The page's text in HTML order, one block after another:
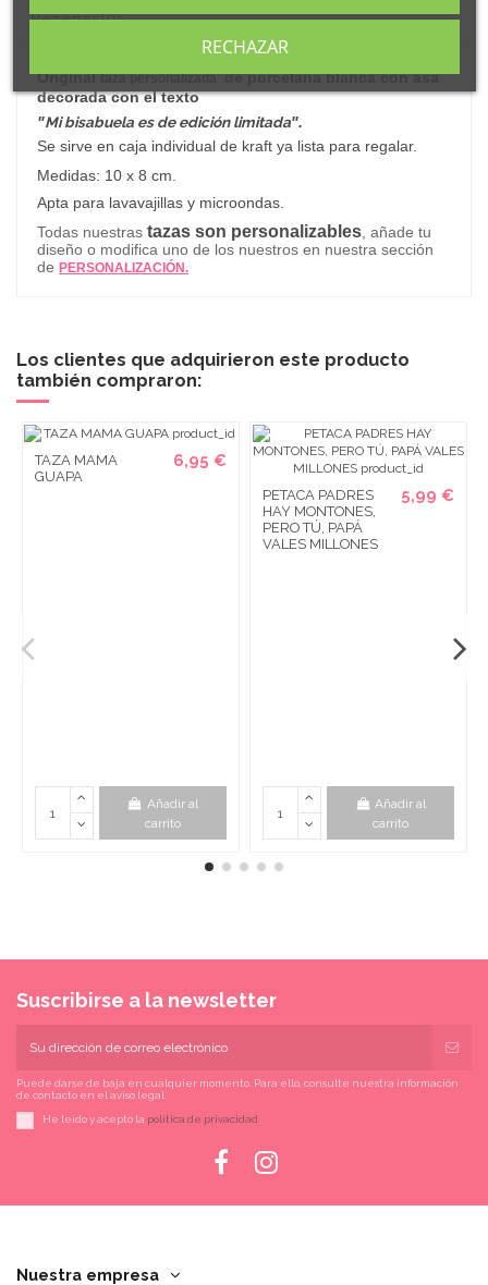
Reseñas(0)
Originaltaza personalizadade porcelana blanca con asa
decorada con el texto
"Mi bisabuela es de edición limitada".
Se sirve en caja individual de kraft ya lista para regalar.
Medidas: 10 x 8 cm.
Apta para lavavajillas y microondas.
Todas nuestras tazas son personalizables , añade tu
diseño o modifica uno de los nuestros en nuestra sección
de PERSONALIZACIÓN.
Los clientes que adquirieron este producto
también compraron:
TAZA MAMA
GUAPA
6,95 €
Añadir al
carrito
PETACA PADRES
HAY MONTONES,
PERO TÚ, PAPÁ
VALES MILLONES
5,99 €
Añadir al
carrito
Suscribirse a la newsletter
Puede darse de baja en cualquier momento. Para ello, consulte nuestra información
de contacto en el aviso legal.
He leído y acepto la política de privacidad
Nuestra empresa
RECHAZAR